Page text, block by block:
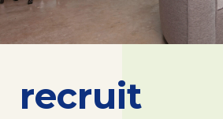
NEWS
CONTACT
recruit